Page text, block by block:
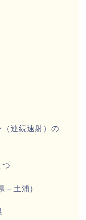
（連続速射）の
つ
－土浦）